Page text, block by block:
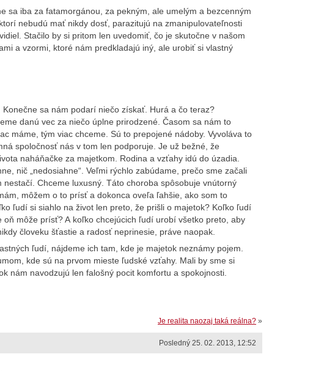
sa iba za fatamorgánou, za pekným, ale umelým a bezcenným
nebudú mať nikdy dosť, parazitujú na zmanipulovateľnosti
Stačilo by si pritom len uvedomiť, čo je skutočne v našom
a vzormi, ktoré nám predkladajú iný, ale urobiť si vlastný
sa nám podarí niečo získať. Hurá a čo teraz?
danú vec za niečo úplne prirodzené. Časom sa nám to
máme, tým viac chceme. Sú to prepojené nádoby. Vyvoláva to
spoločnosť nás v tom len podporuje. Je už bežné, že
naháňačke za majetkom. Rodina a vzťahy idú do úzadia.
nič „nedosiahne“. Veľmi rýchlo zabúdame, prečo sme začali
Chceme luxusný. Táto choroba spôsobuje vnútorný
môžem o to prísť a dokonca oveľa ľahšie, ako som to
ľudí si siahlo na život len preto, že prišli o majetok? Koľko ľudí
oň môže prísť? A koľko chcejúcich ľudí urobí všetko preto, aby
človeku šťastie a radosť neprinesie, práve naopak.
ľudí, nájdeme ich tam, kde je majetok neznámy pojem.
kde sú na prvom mieste ľudské vzťahy. Mali by sme si
nám navodzujú len falošný pocit komfortu a spokojnosti.
Je realita naozaj taká reálna? »
Posledný 25. 02. 2013, 12:52